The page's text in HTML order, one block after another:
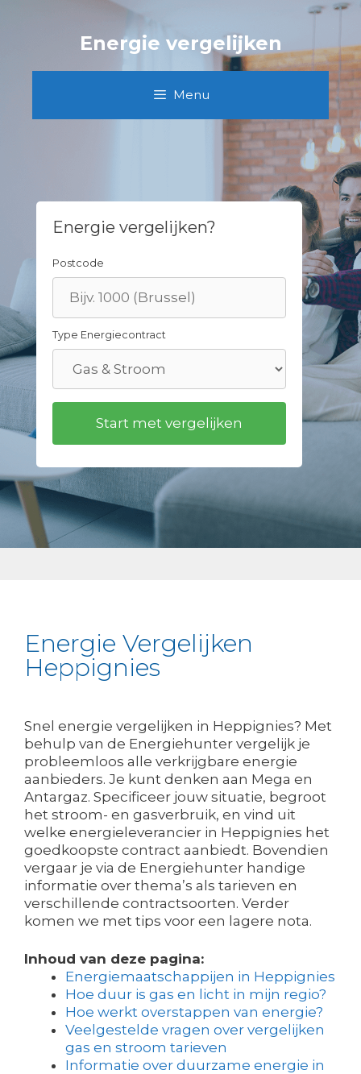
Energie vergelijken
Menu
Energie vergelijken?
Postcode
Type Energiecontract
Energie Vergelijken
Heppignies
Snel energie vergelijken in Heppignies? Met
behulp van de Energiehunter vergelijk je
probleemloos alle verkrijgbare energie
aanbieders. Je kunt denken aan Mega en
Antargaz. Specificeer jouw situatie, begroot
het stroom- en gasverbruik, en vind uit
welke energieleverancier in Heppignies het
goedkoopste contract aanbiedt. Bovendien
vergaar je via de Energiehunter handige
informatie over thema’s als tarieven en
verschillende contractsoorten. Verder
komen we met tips voor een lagere nota.
Inhoud van deze pagina:
Energiemaatschappijen in Heppignies
Hoe duur is gas en licht in mijn regio?
Hoe werkt overstappen van energie?
Veelgestelde vragen over vergelijken
gas en stroom tarieven
Informatie over duurzame energie in